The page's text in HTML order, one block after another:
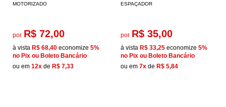
MOTORIZADO
por R$ 72,00
à vista R$ 68,40 economize 5%
no Pix ou Boleto Bancário
ou em 12x de R$ 7,33
ESPAÇADOR
por R$ 35,00
à vista R$ 33,25 economize 5%
no Pix ou Boleto Bancário
ou em 7x de R$ 5,84